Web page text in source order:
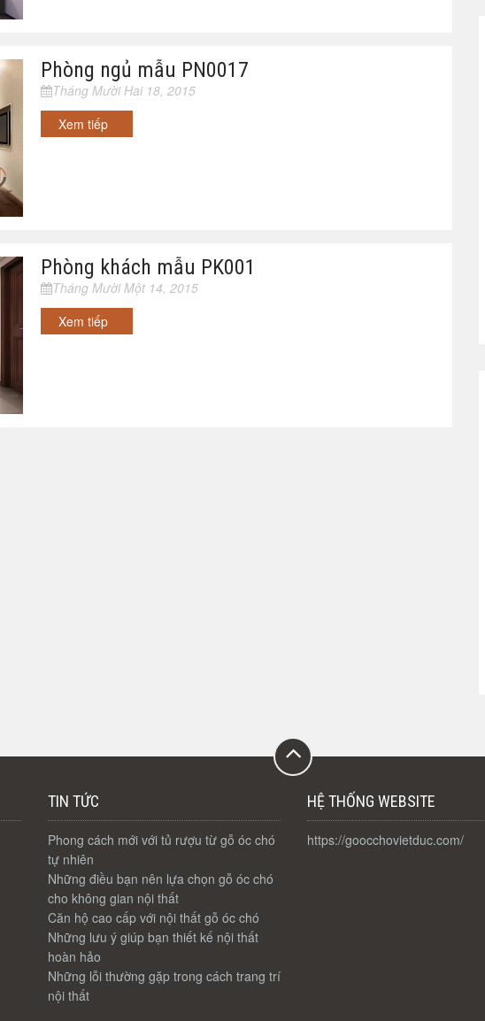
Phòng ngủ mẫu PN0017
Tháng Mười Hai 18, 2015
Xem tiếp
Phòng khách mẫu PK001
Tháng Mười Một 14, 2015
Xem tiếp
TIN TỨC
Phong cách mới với tủ rượu từ gỗ óc chó
tự nhiên
Những điều bạn nên lựa chọn gỗ óc chó
cho không gian nội thất
Căn hộ cao cấp với nội thất gỗ óc chó
Những lưu ý giúp bạn thiết kế nội thất
hoàn hảo
Những lỗi thường gặp trong cách trang trí
nội thất
HỆ THỐNG WEBSITE
https://goocchovietduc.com/